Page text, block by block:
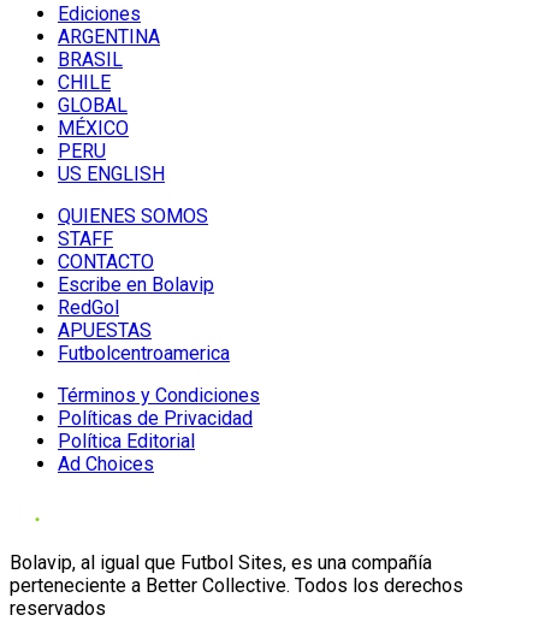
Ediciones
ARGENTINA
BRASIL
CHILE
GLOBAL
MÉXICO
PERU
US ENGLISH
QUIENES SOMOS
STAFF
CONTACTO
Escribe en Bolavip
RedGol
APUESTAS
Futbolcentroamerica
Términos y Condiciones
Políticas de Privacidad
Política Editorial
Ad Choices
Bolavip, al igual que Futbol Sites, es una compañía
perteneciente a Better Collective. Todos los derechos
reservados